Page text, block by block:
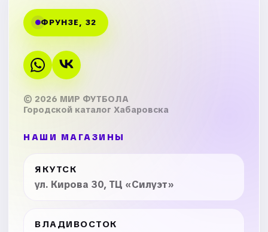
ФРУНЗЕ, 32
© 2026 МИР ФУТБОЛА
Городской каталог Хабаровска
НАШИ МАГАЗИНЫ
ЯКУТСК
ул. Кирова 30, ТЦ «Силуэт»
ВЛАДИВОСТОК